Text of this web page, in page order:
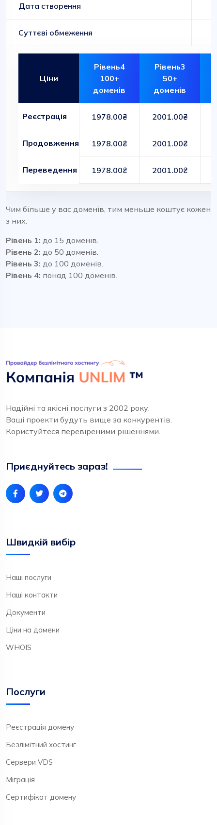
Дата створення
Суттєві обмеження
Ціни
Рівень4
100+
доменів
Рівень3
50+
доменів
Реєстрація 1978.00₴ 2001.00₴
Продовження 1978.00₴ 2001.00₴
Переведення 1978.00₴ 2001.00₴
Чим більше у вас доменів, тим меньше коштує кожен
з них:
Рівень 1: до 15 доменів.
Рівень 2: до 50 доменів.
Рівень 3: до 100 доменів.
Рівень 4: понад 100 доменів.
Надійні та якісні послуги з 2002 року.
Ваші проекти будуть вище за конкурентів.
Користуйтеся перевіреними рішеннями.
Приєднуйтесь зараз!
Швидкій вибір
Наші послуги
Наші контакти
Документи
Ціни на домени
WHOIS
Послуги
Реєстрація домену
Безлімітний хостинг
Сервери VDS
Міграція
Сертифікат домену